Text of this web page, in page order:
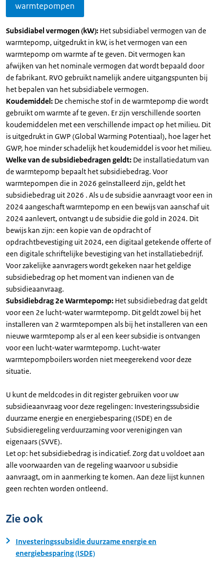
warmtepompen
Subsidiabel vermogen (kW): Het subsidiabel vermogen van de
warmtepomp, uitgedrukt in kW, is het vermogen van een
warmtepomp om warmte af te geven. Dit vermogen kan
afwijken van het nominale vermogen dat wordt bepaald door
de fabrikant. RVO gebruikt namelijk andere uitgangspunten bij
het bepalen van het subsidiabele vermogen.
Koudemiddel: De chemische stof in de warmtepomp die wordt
gebruikt om warmte af te geven. Er zijn verschillende soorten
koudemiddelen met een verschillende impact op het milieu. Dit
is uitgedrukt in GWP (Global Warming Potentiaal), hoe lager het
GWP, hoe minder schadelijk het koudemiddel is voor het milieu.
Welke van de subsidiebedragen geldt: De installatiedatum van
de warmtepomp bepaalt het subsidiebedrag. Voor
warmtepompen die in 2026 geïnstalleerd zijn, geldt het
subsidiebedrag uit 2026 . Als u de subsidie aanvraagt voor een in
2024 aangeschaft warmtepomp en een bewijs van aanschaf uit
2024 aanlevert, ontvangt u de subsidie die gold in 2024. Dit
bewijs kan zijn: een kopie van de opdracht of
opdrachtbevestiging uit 2024, een digitaal getekende offerte of
een digitale schriftelijke bevestiging van het installatiebedrijf.
Voor zakelijke aanvragers wordt gekeken naar het geldige
subsidiebedrag op het moment van indienen van de
subsidieaanvraag.
Subsidiebdrag 2e Warmtepomp: Het subsidiebedrag dat geldt
voor een 2e lucht-water warmtepomp. Dit geldt zowel bij het
installeren van 2 warmtepompen als bij het installeren van een
nieuwe warmtepomp als er al een keer subsidie is ontvangen
voor een lucht-water warmtepomp. Lucht-water
warmtepompboilers worden niet meegerekend voor deze
situatie.
U kunt de meldcodes in dit register gebruiken voor uw
subsidieaanvraag voor deze regelingen: Investeringssubsidie
duurzame energie en energiebesparing (ISDE) en de
Subsidieregeling verduurzaming voor verenigingen van
eigenaars (SVVE).
Let op: het subsidiebedrag is indicatief. Zorg dat u voldoet aan
alle voorwaarden van de regeling waarvoor u subsidie
aanvraagt, om in aanmerking te komen. Aan deze lijst kunnen
geen rechten worden ontleend.
Zie ook
Investeringssubsidie duurzame energie en
energiebesparing (ISDE)